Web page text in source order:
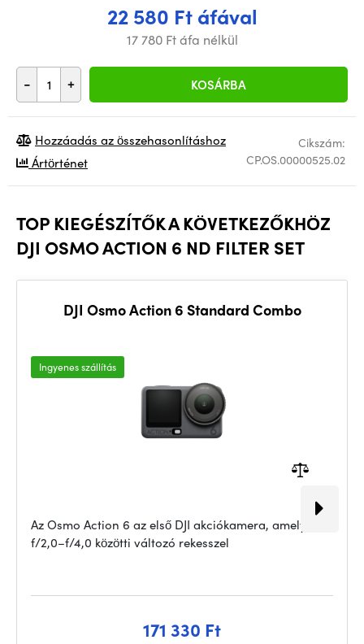
22 580 Ft áfával
17 780 Ft áfa nélkül
- + KOSÁRBA
Cikszám:
CP.OS.00000525.02
Hozzáadás az összehasonlításhoz
Ártörténet
TOP KIEGÉSZÍTŐK A KÖVETKEZŐKHÖZ
DJI OSMO ACTION 6 ND FILTER SET
DJI Osmo Action 6 Standard Combo
Ingyenes szállítás
Az Osmo Action 6 az első DJI akciókamera, amely
f/2,0–f/4,0 közötti változó rekesszel
171 330 Ft